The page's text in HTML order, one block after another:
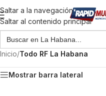
Saltar a la navegación
Saltar al contenido principal
Inicio/Todo RF La Habana
Mostrar barra lateral